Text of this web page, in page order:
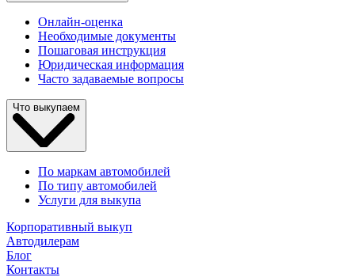
Онлайн-оценка
Необходимые документы
Пошаговая инструкция
Юридическая информация
Часто задаваемые вопросы
Что выкупаем
По маркам автомобилей
По типу автомобилей
Услуги для выкупа
Корпоративный выкуп
Автодилерам
Блог
Контакты